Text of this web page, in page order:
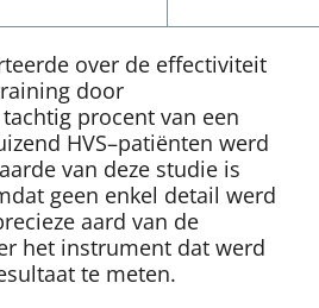
over de effectiviteit
door
procent van een
HVS–patiënten werd
van deze studie is
geen enkel detail werd
aard van de
het instrument dat werd
te meten.